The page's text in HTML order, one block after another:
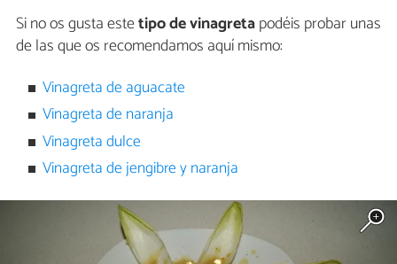
Si no os gusta estetipo de vinagretapodéis probar unas
de las que os recomendamos aquí mismo:
Vinagreta de aguacate
Vinagreta de naranja
Vinagreta dulce
Vinagreta de jengibre y naranja